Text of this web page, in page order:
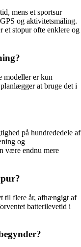
mens et sportsur
og aktivitetsmåling.
stopur ofte enklere og
modeller er kun
at bruge det i
på hundrededele af
og
være endnu mere
til flere år, afhængigt af
batterilevetid i